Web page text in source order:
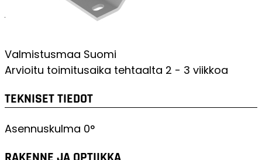
PERUSTIEDOT
Valmistusmaa Suomi
Arvioitu toimitusaika tehtaalta 2 - 3 viikkoa
TEKNISET TIEDOT
Asennuskulma 0°